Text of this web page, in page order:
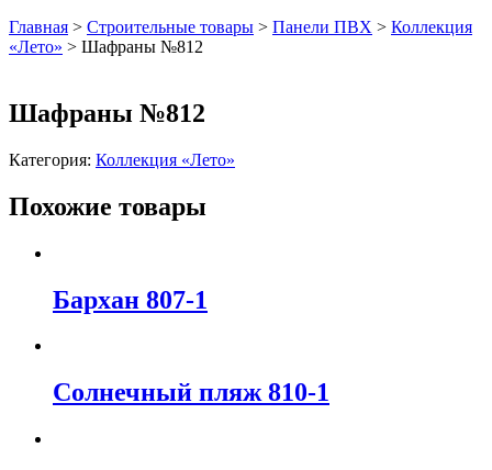
Главная > Строительные товары > Панели ПВХ > Коллекция
«Лето» > Шафраны №812
Шафраны №812
Категория: Коллекция «Лето»
Похожие товары
Бархан 807-1
Солнечный пляж 810-1